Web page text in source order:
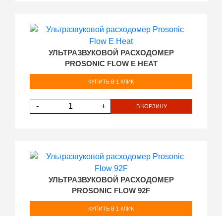
УЛЬТРАЗВУКОВОЙ РАСХОДОМЕР
PROSONIC FLOW E HEAT
КУПИТЬ В 1 КЛИК
- + В КОРЗИНУ
УЛЬТРАЗВУКОВОЙ РАСХОДОМЕР
PROSONIC FLOW 92F
КУПИТЬ В 1 КЛИК